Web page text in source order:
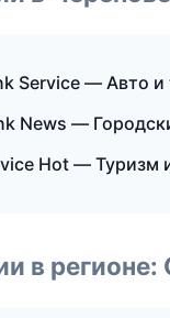
Service — Авто и
News —
Hot — Туризм
в